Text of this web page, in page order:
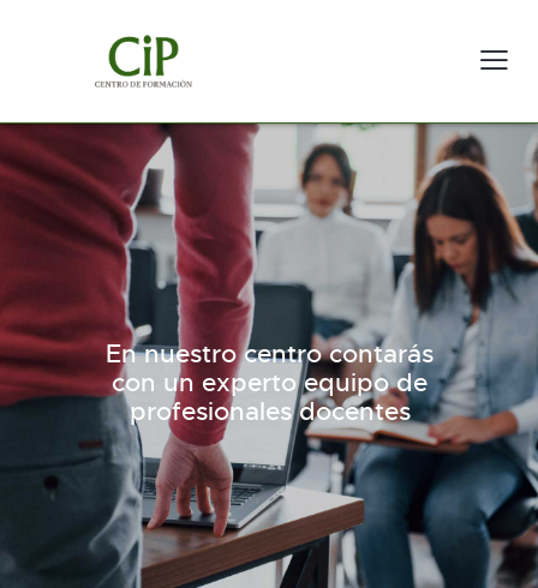
En nuestro centro contarás
con un experto equipo de
profesionales docentes